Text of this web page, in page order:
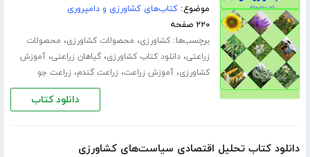
موضوع:کتاب‌های کشاورزی و دامپروری
۲۲۰ صفحه
برچسب‌ها:کشاورزی، محصولات کشاورزی، محصولات
زراعتی،دانلود کتاب کشاورزی،گیاهان زراعتی،آموزش
کشاورزی،آموزش زراعت، زراعت گندم، زراعت جو
دانلود کتاب
دانلود کتاب تحلیل اقتصادی سیاست‌های کشاورزی